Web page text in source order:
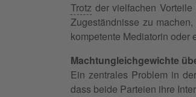
Trotz der vielfachen
Zugeständnisse zu
kompetente Mediatorin oder
Machtungleichgewichte
Ein zentrales Problem in
dass beide Parteien ihre